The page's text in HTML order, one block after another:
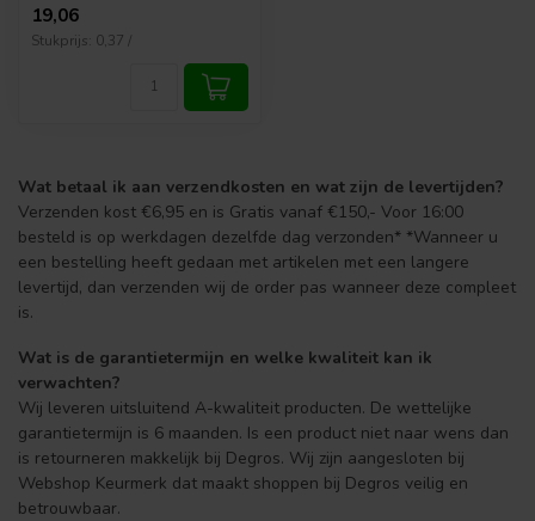
19,06
Stukprijs: 0,37 /
Wat betaal ik aan verzendkosten en wat zijn de levertijden?
Verzenden kost €6,95 en is Gratis vanaf €150,- Voor 16:00
besteld is op werkdagen dezelfde dag verzonden* *Wanneer u
een bestelling heeft gedaan met artikelen met een langere
levertijd, dan verzenden wij de order pas wanneer deze compleet
is.
Wat is de garantietermijn en welke kwaliteit kan ik
verwachten?
Wij leveren uitsluitend A-kwaliteit producten. De wettelijke
garantietermijn is 6 maanden. Is een product niet naar wens dan
is retourneren makkelijk bij Degros. Wij zijn aangesloten bij
Webshop Keurmerk dat maakt shoppen bij Degros veilig en
betrouwbaar.